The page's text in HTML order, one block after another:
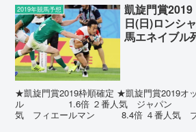
2019年競馬予想
凱旋門賞
日(日)ロンシ
馬エネイブル
ン、川田将雅
騎手、武豊騎
で頑張れ！！
★凱旋門賞2019枠順確定 ★凱旋門賞2019オ
ル 1.6倍 ２番人気 ジャパン
気 フィエールマン 8.4倍 ４番人気 ブ